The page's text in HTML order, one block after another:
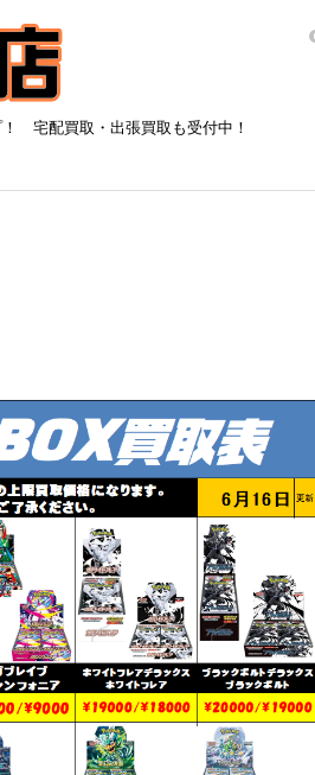
宅配買取・出張買取も受付中！